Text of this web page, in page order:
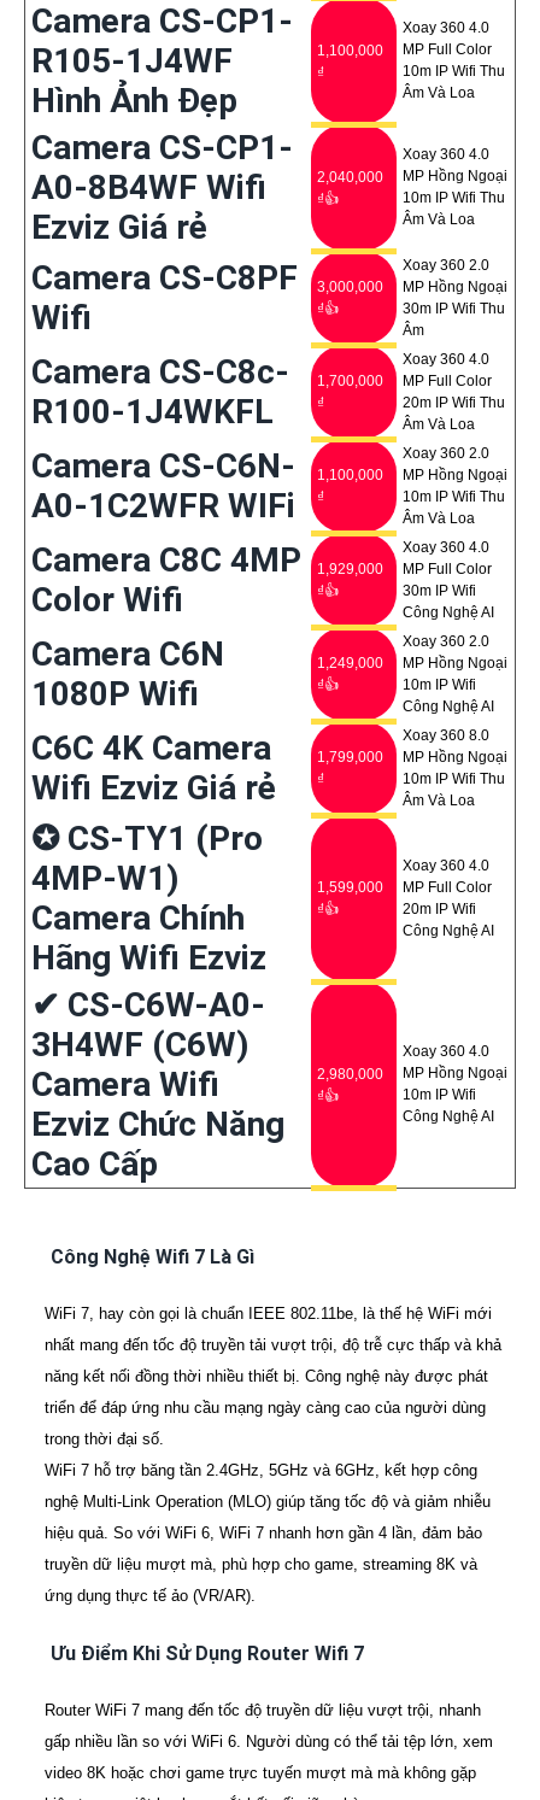
Camera CS-CP1-
R105-1J4WF
Hình Ảnh Đẹp
1,100,000
₫
Xoay 360 4.0
MP Full Color
10m IP Wifi Thu
Âm Và Loa
Camera CS-CP1-
A0-8B4WF Wifi
Ezviz Giá rẻ
2,040,000
₫👍
Xoay 360 4.0
MP Hồng Ngoại
10m IP Wifi Thu
Âm Và Loa
Camera CS-C8PF
Wifi
3,000,000
₫👍
Xoay 360 2.0
MP Hồng Ngoại
30m IP Wifi Thu
Âm
Camera CS-C8c-
R100-1J4WKFL
1,700,000
₫
Xoay 360 4.0
MP Full Color
20m IP Wifi Thu
Âm Và Loa
Camera CS-C6N-
A0-1C2WFR WIFi
1,100,000
₫
Xoay 360 2.0
MP Hồng Ngoại
10m IP Wifi Thu
Âm Và Loa
Camera C8C 4MP
Color Wifi
1,929,000
₫👍
Xoay 360 4.0
MP Full Color
30m IP Wifi
Công Nghệ AI
Camera C6N
1080P Wifi
1,249,000
₫👍
Xoay 360 2.0
MP Hồng Ngoại
10m IP Wifi
Công Nghệ AI
C6C 4K Camera
Wifi Ezviz Giá rẻ
1,799,000
₫
Xoay 360 8.0
MP Hồng Ngoại
10m IP Wifi Thu
Âm Và Loa
✪ CS-TY1 (Pro
4MP-W1)
Camera Chính
Hãng Wifi Ezviz
1,599,000
₫👍
Xoay 360 4.0
MP Full Color
20m IP Wifi
Công Nghệ AI
✔ CS-C6W-A0-
3H4WF (C6W)
Camera Wifi
Ezviz Chức Năng
Cao Cấp
2,980,000
₫👍
Xoay 360 4.0
MP Hồng Ngoại
10m IP Wifi
Công Nghệ AI
Công Nghệ Wifi 7 Là Gì
WiFi 7, hay còn gọi là chuẩn IEEE 802.11be, là thế hệ WiFi mới
nhất mang đến tốc độ truyền tải vượt trội, độ trễ cực thấp và khả
năng kết nối đồng thời nhiều thiết bị. Công nghệ này được phát
triển để đáp ứng nhu cầu mạng ngày càng cao của người dùng
trong thời đại số.
WiFi 7 hỗ trợ băng tần 2.4GHz, 5GHz và 6GHz, kết hợp công
nghệ Multi-Link Operation (MLO) giúp tăng tốc độ và giảm nhiễu
hiệu quả. So với WiFi 6, WiFi 7 nhanh hơn gần 4 lần, đảm bảo
truyền dữ liệu mượt mà, phù hợp cho game, streaming 8K và
ứng dụng thực tế ảo (VR/AR).
Ưu Điểm Khi Sử Dụng Router Wifi 7
Router WiFi 7 mang đến tốc độ truyền dữ liệu vượt trội, nhanh
gấp nhiều lần so với WiFi 6. Người dùng có thể tải tệp lớn, xem
video 8K hoặc chơi game trực tuyến mượt mà mà không gặp